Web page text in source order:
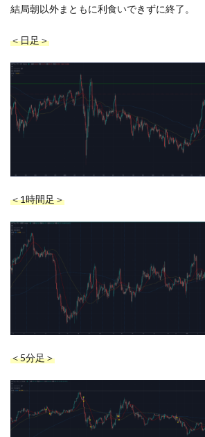
結局朝以外まともに利食いできずに終了。
＜日足＞
＜1時間足＞
＜5分足＞